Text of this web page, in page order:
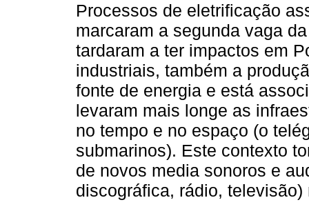
Processos de eletrificação
marcaram a segunda vaga
tardaram a ter impactos em
industriais, também a
fonte de energia e está
levaram mais longe as
no tempo e no espaço (o
submarinos). Este contexto
de novos media sonoros e
discográfica, rádio,